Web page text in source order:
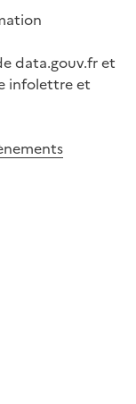
data.gouv.fr et
infolettre et